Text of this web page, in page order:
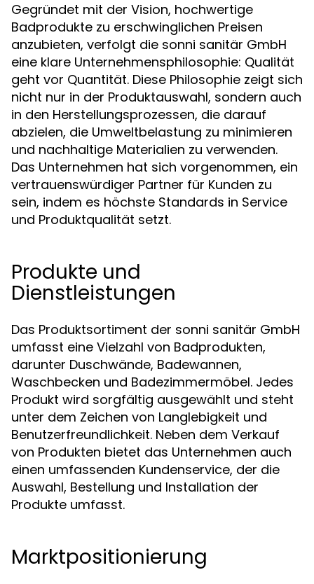
Gegründet mit der Vision, hochwertige
Badprodukte zu erschwinglichen Preisen
anzubieten, verfolgt die sonni sanitär GmbH
eine klare Unternehmensphilosophie: Qualität
geht vor Quantität. Diese Philosophie zeigt sich
nicht nur in der Produktauswahl, sondern auch
in den Herstellungsprozessen, die darauf
abzielen, die Umweltbelastung zu minimieren
und nachhaltige Materialien zu verwenden.
Das Unternehmen hat sich vorgenommen, ein
vertrauenswürdiger Partner für Kunden zu
sein, indem es höchste Standards in Service
und Produktqualität setzt.
Produkte und
Dienstleistungen
Das Produktsortiment der sonni sanitär GmbH
umfasst eine Vielzahl von Badprodukten,
darunter Duschwände, Badewannen,
Waschbecken und Badezimmermöbel. Jedes
Produkt wird sorgfältig ausgewählt und steht
unter dem Zeichen von Langlebigkeit und
Benutzerfreundlichkeit. Neben dem Verkauf
von Produkten bietet das Unternehmen auch
einen umfassenden Kundenservice, der die
Auswahl, Bestellung und Installation der
Produkte umfasst.
Marktpositionierung